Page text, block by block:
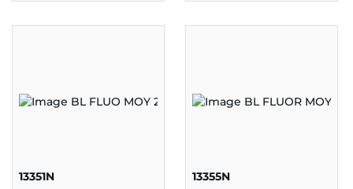
13351N
13355N